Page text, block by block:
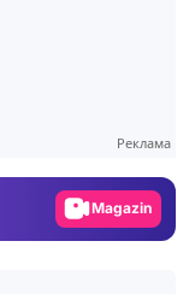
Реклама
Magazin